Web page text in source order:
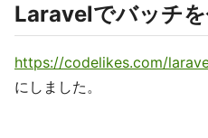
Laravelでバッチ
https://codelikes.com/
にしました。